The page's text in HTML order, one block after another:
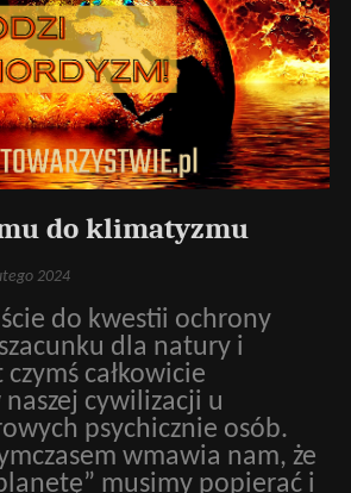
do klimatyzmu
2024
do kwestii ochrony
dla natury i
całkowicie
cywilizacji u
psychicznie osób.
wmawia nam, że
musimy popierać i